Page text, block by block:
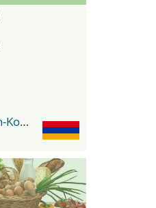
Karen Demirchyan-Komplex